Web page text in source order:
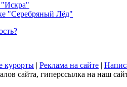
"Искра"
"Серебряный Лёд"
курорты | Реклама на сайте |
сайта, гиперссылка на наш